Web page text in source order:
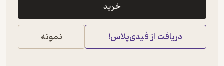
خرید
دریافت از فیدی‌پلاس! نمونه